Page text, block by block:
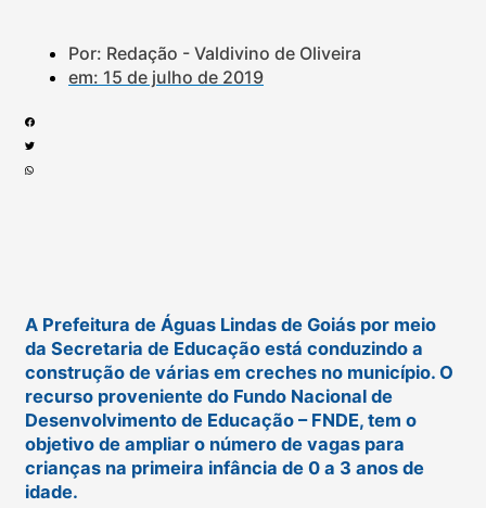
Por: Redação - Valdivino de Oliveira
em: 15 de julho de 2019
A Prefeitura de Águas Lindas de Goiás por meio
da Secretaria de Educação está conduzindo a
construção de várias em creches no município. O
recurso proveniente do Fundo Nacional de
Desenvolvimento de Educação – FNDE, tem o
objetivo de ampliar o número de vagas para
crianças na primeira infância de 0 a 3 anos de
idade.